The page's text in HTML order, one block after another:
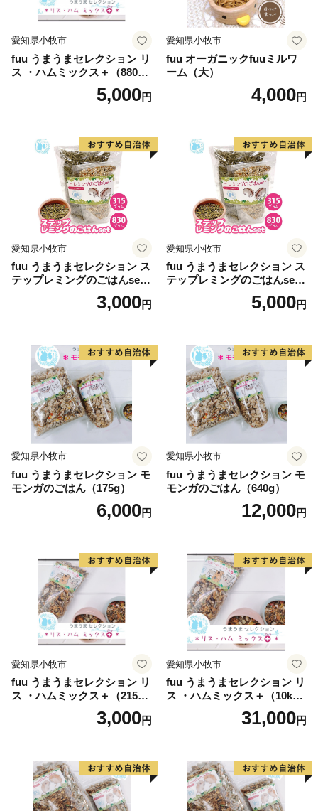
愛知県小牧市
fuu うまうまセレクション リ
ス ・ハムミックス＋（880
5,000円
愛知県小牧市
fuu オーガニックfuuミルワ
ーム（大）
4,000円
愛知県小牧市
fuu うまうまセレクション ス
テップレミングのごはんset
3,000円
愛知県小牧市
fuu うまうまセレクション ス
テップレミングのごはんset
5,000円
愛知県小牧市
fuu うまうまセレクション モ
モンガのごはん（175g）
6,000円
愛知県小牧市
fuu うまうまセレクション モ
モンガのごはん（640g）
12,000円
愛知県小牧市
fuu うまうまセレクション リ
ス ・ハムミックス＋（215
3,000円
愛知県小牧市
fuu うまうまセレクション リ
ス ・ハムミックス＋（10k
31,000円